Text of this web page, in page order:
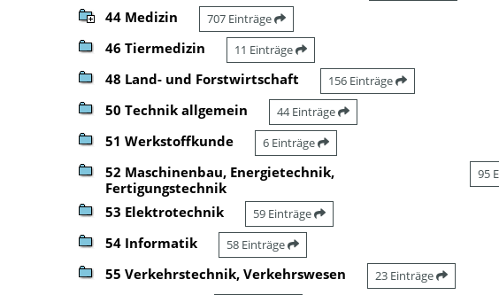
44 Medizin 707 Einträge
46 Tiermedizin 11 Einträge
48 Land- und Forstwirtschaft 156 Einträge
50 Technik allgemein 44 Einträge
51 Werkstoffkunde 6 Einträge
52 Maschinenbau, Energietechnik,
Fertigungstechnik
95
53 Elektrotechnik 59 Einträge
54 Informatik 58 Einträge
55 Verkehrstechnik, Verkehrswesen 23 Einträge